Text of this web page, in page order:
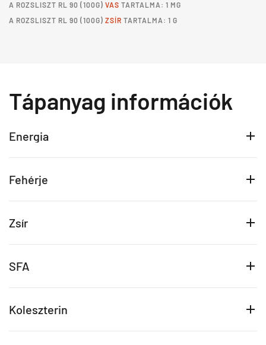
A ROZSLISZT RL 90 (100G) VAS TARTALMA: 1 MG
A ROZSLISZT RL 90 (100G) ZSÍR TARTALMA: 1 G
Tápanyag információk
Energia
Fehérje
Zsír
SFA
Koleszterin